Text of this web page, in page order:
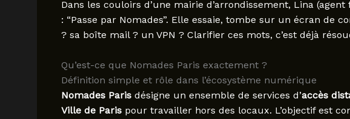
Dans les couloirs d’une mairie d’arrondissement, Lina
: “Passe par Nomades”. Elle essaie, tombe sur un écran de
? sa boîte mail ? un VPN ? Clarifier ces mots, c’est déjà
Qu’est-ce que Nomades Paris exactement ?
Définition simple et rôle dans l’écosystème numérique
Nomades Parisdésigne un ensemble de services d’accès
Ville de Parispour travailler hors des locaux. L’objectif est